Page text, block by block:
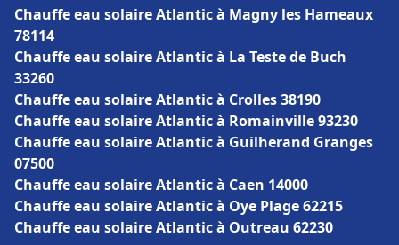
Chauffe eau solaire Atlantic à Magny les Hameaux
78114
Chauffe eau solaire Atlantic à La Teste de Buch
33260
Chauffe eau solaire Atlantic à Crolles 38190
Chauffe eau solaire Atlantic à Romainville 93230
Chauffe eau solaire Atlantic à Guilherand Granges
07500
Chauffe eau solaire Atlantic à Caen 14000
Chauffe eau solaire Atlantic à Oye Plage 62215
Chauffe eau solaire Atlantic à Outreau 62230